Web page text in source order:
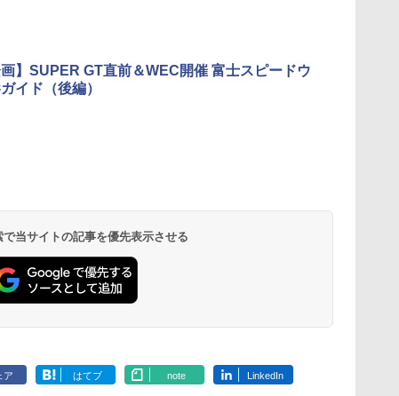
画】SUPER GT直前＆WEC開催 富士スピードウ
イド（後編）
当サイトの記事を優先表示させる
ア はてブ note LinkedIn